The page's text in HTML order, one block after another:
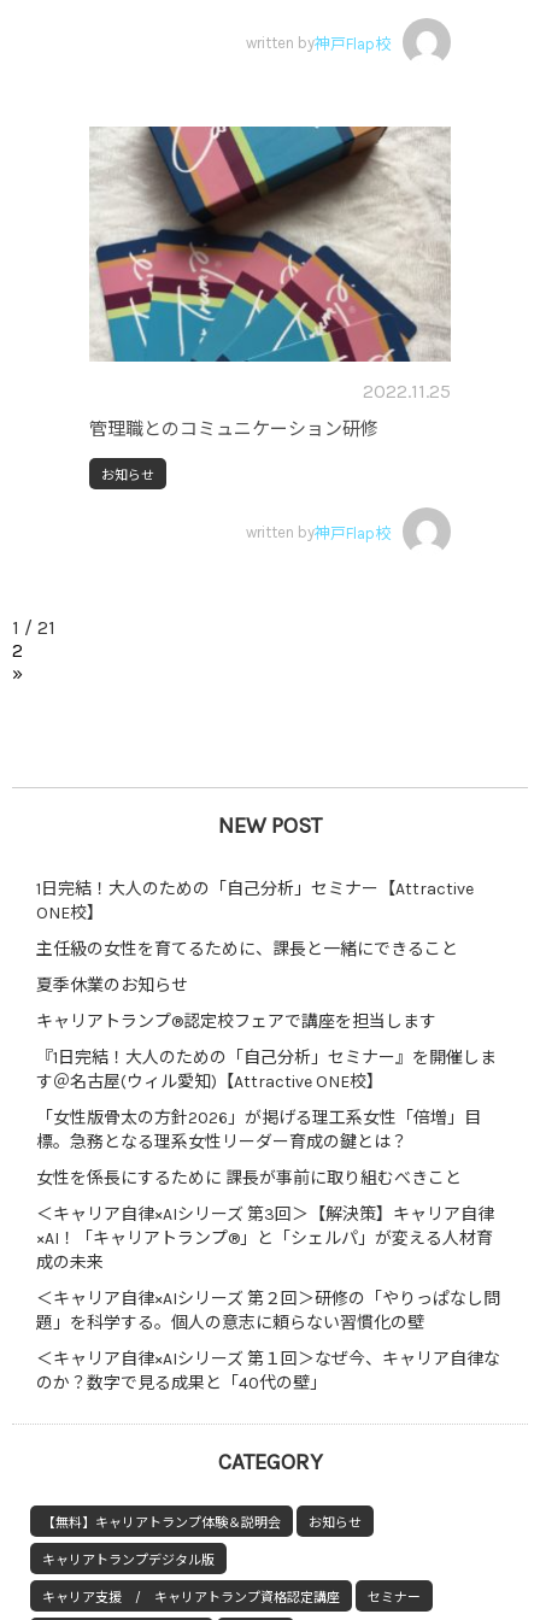
written by神戸Flap校
2022.11.25
管理職とのコミュニケーション研修
お知らせ
written by神戸Flap校
1 / 21
2
»
NEW POST
1日完結！大人のための「自己分析」セミナー【Attractive
ONE校】
主任級の女性を育てるために、課長と一緒にできること
夏季休業のお知らせ
キャリアトランプ®認定校フェアで講座を担当します
『1日完結！大人のための「自己分析」セミナー』を開催しま
す＠名古屋(ウィル愛知)【Attractive ONE校】
「女性版骨太の方針2026」が掲げる理工系女性「倍増」目
標。急務となる理系女性リーダー育成の鍵とは？
女性を係長にするために 課長が事前に取り組むべきこと
＜キャリア自律×AIシリーズ 第3回＞【解決策】キャリア自律
×AI！「キャリアトランプ®」と「シェルパ」が変える人材育
成の未来
＜キャリア自律×AIシリーズ 第２回＞研修の「やりっぱなし問
題」を科学する。個人の意志に頼らない習慣化の壁
＜キャリア自律×AIシリーズ 第１回＞なぜ今、キャリア自律な
のか？数字で見る成果と「40代の壁」
CATEGORY
【無料】キャリアトランプ体験＆説明会 お知らせ
キャリアトランプデジタル版
キャリア支援 / キャリアトランプ資格認定講座 セミナー